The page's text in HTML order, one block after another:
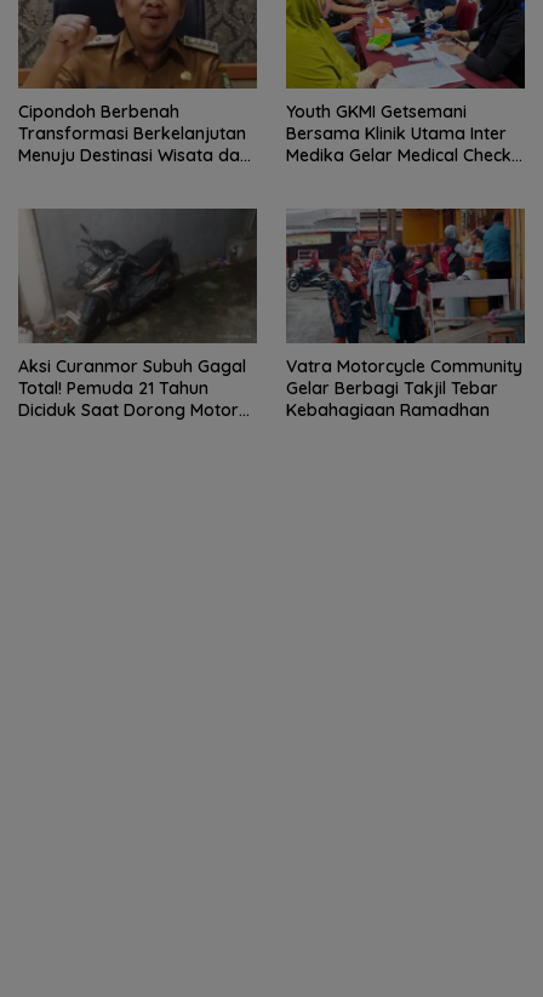
Cipondoh Berbenah
Transformasi Berkelanjutan
Menuju Destinasi Wisata dan
Youth GKMI Getsemani
Bersama Klinik Utama Inter
Medika Gelar Medical Check
Aksi Curanmor Subuh Gagal
Total! Pemuda 21 Tahun
Diciduk Saat Dorong Motor
Vatra Motorcycle Community
Gelar Berbagi Takjil Tebar
Kebahagiaan Ramadhan